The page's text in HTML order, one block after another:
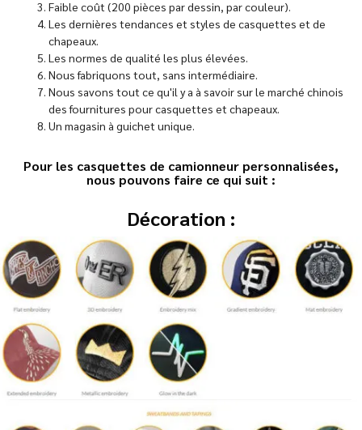
Faible coût (200 pièces par dessin, par couleur).
Les dernières tendances et styles de casquettes et de
chapeaux.
Les normes de qualité les plus élevées.
Nous fabriquons tout, sans intermédiaire.
Nous savons tout ce qu'il y a à savoir sur le marché chinois
des fournitures pour casquettes et chapeaux.
Un magasin à guichet unique.
Pour les casquettes de camionneur personnalisées,
nous pouvons faire ce qui suit :
Décoration :